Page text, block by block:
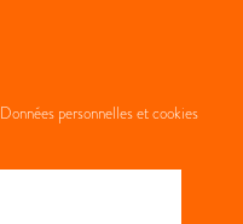
Données personnelles et cookies